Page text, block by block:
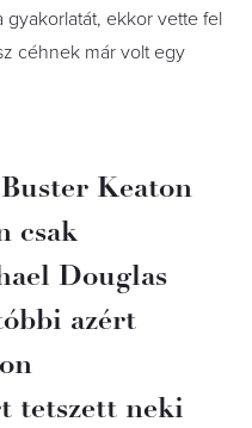
gyakorlatát, ekkor vette fel
céhnek már volt egy
Keaton
csak
Douglas
azért
tetszett neki